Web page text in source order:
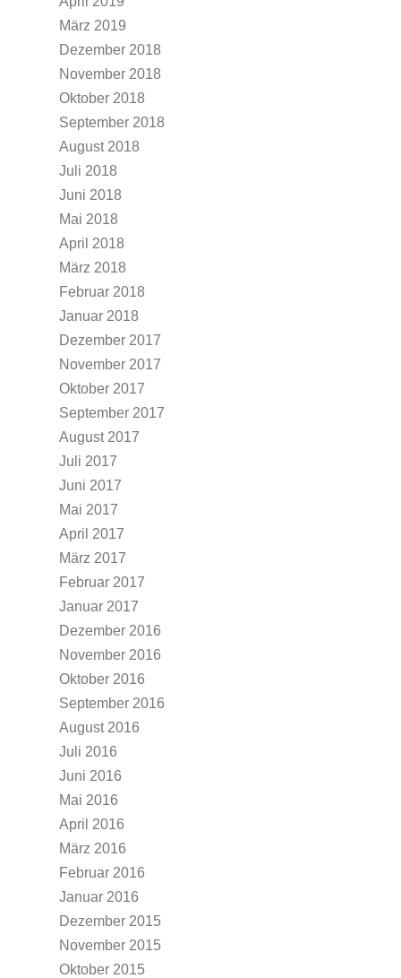
März 2019
Dezember 2018
November 2018
Oktober 2018
September 2018
August 2018
Juli 2018
Juni 2018
Mai 2018
April 2018
März 2018
Februar 2018
Januar 2018
Dezember 2017
November 2017
Oktober 2017
September 2017
August 2017
Juli 2017
Juni 2017
Mai 2017
April 2017
März 2017
Februar 2017
Januar 2017
Dezember 2016
November 2016
Oktober 2016
September 2016
August 2016
Juli 2016
Juni 2016
Mai 2016
April 2016
März 2016
Februar 2016
Januar 2016
Dezember 2015
November 2015
Oktober 2015